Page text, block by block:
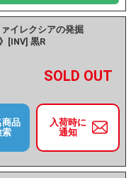
イレクシアの発掘
[INV] 黒R
－ +
入荷時に
通知
商品
索